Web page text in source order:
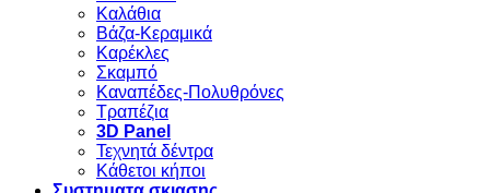
Καλάθια
Βάζα-Κεραμικά
Καρέκλες
Σκαμπό
Καναπέδες-Πολυθρόνες
Τραπέζια
3D Panel
Τεχνητά δέντρα
Κάθετοι κήποι